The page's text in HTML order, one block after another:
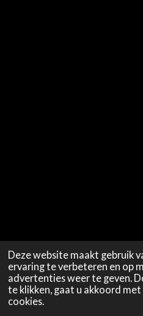
Deze website maakt gebruik
ervaring te verbeteren en op
advertenties weer te geven.
te klikken, gaat u akkoord
cookies.